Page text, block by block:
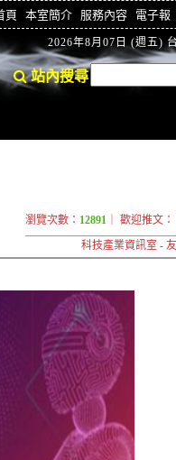
頁 本室簡介 服務內容 電子報
2026年8月07日 (週五)
站內搜尋
瀏覽次數： 12891 ｜ 歡迎推文：
科技產業資訊室 -